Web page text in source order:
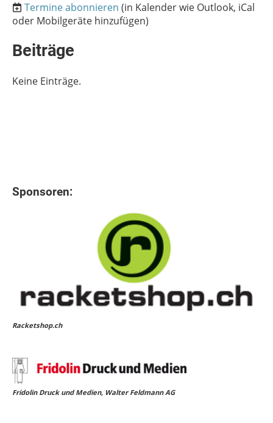
Termine abonnieren (in Kalender wie Outlook, iCal
oder Mobilgeräte hinzufügen)
Beiträge
Keine Einträge.
Sponsoren:
Racketshop.ch
Fridolin Druck und Medien, Walter Feldmann AG